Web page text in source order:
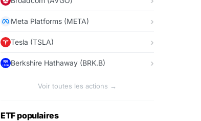
Meta Platforms (META)
Tesla (TSLA)
Berkshire Hathaway (BRK.B)
Voir toutes les actions →
ETF populaires